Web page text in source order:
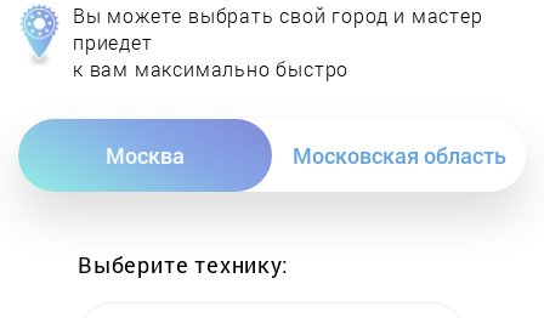
Hajdu
Вы можете выбрать свой город и мастер
приедет
к вам максимально быстро
Москва Московская область
Выберите технику: